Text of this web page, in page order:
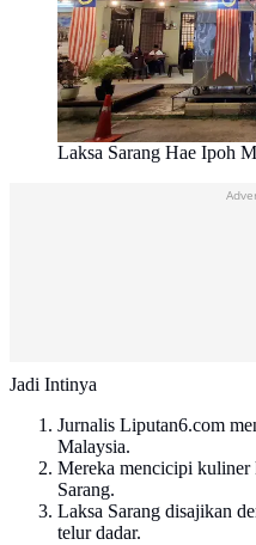
Laksa Sarang Hae Ipoh
Jadi Intinya
Jurnalis Liputan6.com
Malaysia.
Mereka mencicipi
Sarang.
Laksa Sarang disajikan
telur dadar.